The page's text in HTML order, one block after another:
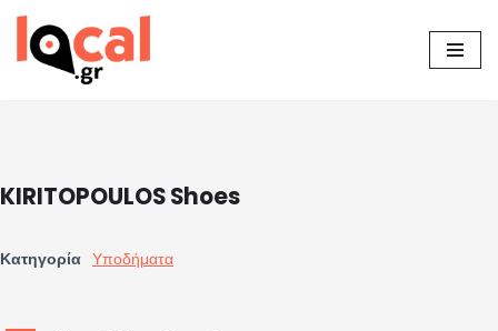
Μεταπηδήστε
KIRITOPOULOS Shoes
Κατηγορία Υποδήματα